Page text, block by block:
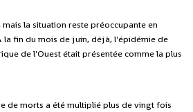
la situation reste préoccupante en
la fin du mois de juin, déjà, l'épidémie de
de l'Ouest était présentée comme la plus
de morts a été multiplié plus de vingt fois